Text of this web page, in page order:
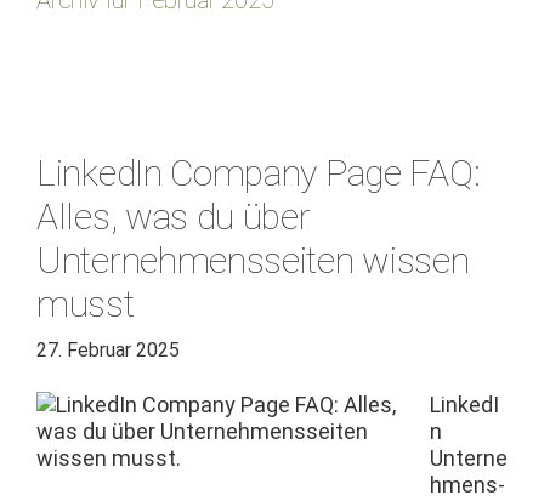
LinkedIn Company Page FAQ:
Alles, was du über
Unternehmensseiten wissen
musst
27. Februar 2025
LinkedI
n
Unterne
hmens­